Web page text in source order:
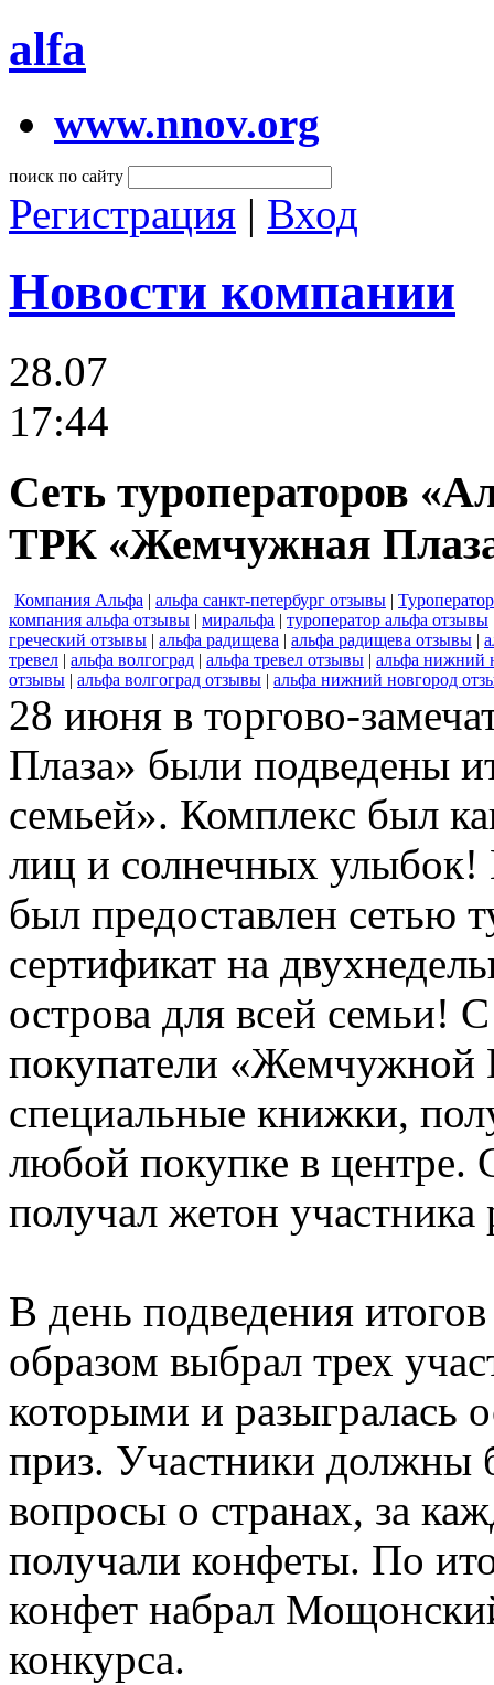
alfa
www.nnov.org
поиск по сайту
Регистрация | Вход
Новости компании
28.07
17:44
Сеть туроператоров
ТРК «Жемчужная
Компания Альфа | альфа санкт-петербург отзывы |
компания альфа отзывы | миральфа | туроператор альфа отзывы
греческий отзывы | альфа радищева | альфа радищева отзывы |
тревел | альфа волгоград | альфа тревел отзывы | альфа нижний
отзывы | альфа волгоград отзывы | альфа нижний новгород
28 июня в торгово-
Плаза» были подведены
семьей». Комплекс был
лиц и солнечных улыбок!
был предоставлен сетью
сертификат на
острова для всей семьи!
покупатели
специальные книжки,
любой покупке в центре.
получал жетон
В день подведения
образом выбрал трех
которыми и разыгралась
приз. Участники должны
вопросы о странах, за
получали конфеты. По
конфет набрал
конкурса.